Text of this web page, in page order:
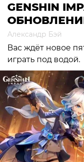
GENSHIN
Александр Бэй
Вас ждёт новое
играть под водой.